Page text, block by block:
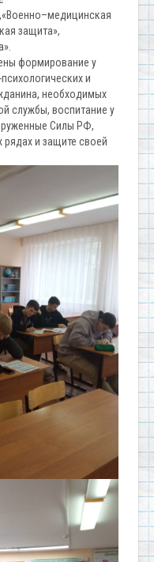
защита»,
формирование у
и
необходимых
службы, воспитание у
Силы РФ,
рядах и защите своей